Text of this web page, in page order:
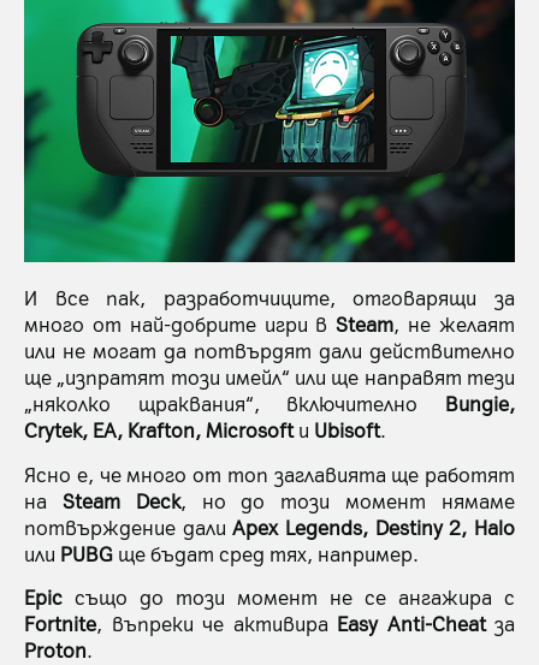
И все пак, разработчиците, отговарящи за
много от най-добрите игри вSteam, не желаят
или не могат да потвърдят дали действително
ще „изпратят този имейл“ или ще направят тези
„няколко щраквания“, включително Bungie,
Crytek, EA, Krafton, Microsoftи Ubisoft.
Ясно е, че много от топ заглавията ще работят
на Steam Deck, но до този момент нямаме
потвърждение далиApex Legends, Destiny 2, Halo
или PUBG ще бъдат сред тях, например.
Epic също до този момент не се ангажира с
Fortnite, въпреки че активира Easy Anti-Cheatза
Proton.